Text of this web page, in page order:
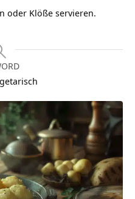
oder Klöße servieren.